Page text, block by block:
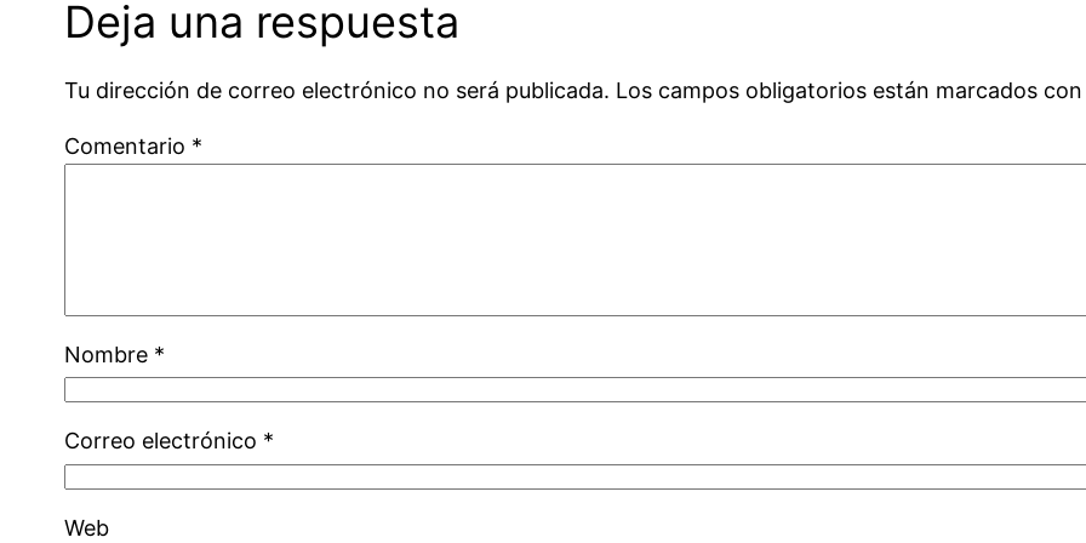
Deja una respuesta
Tu dirección de correo electrónico no será publicada. Los campos obligatorios están marcados
Comentario *
Nombre *
Correo electrónico *
Web